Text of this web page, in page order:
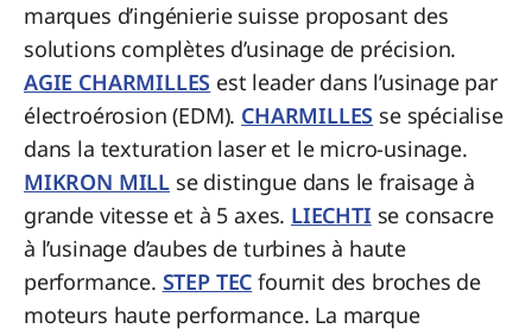
marques d’ingénierie suisse proposant des
solutions complètes d’usinage de précision.
AGIE CHARMILLES est leader dans l’usinage par
électroérosion (EDM). CHARMILLES se spécialise
dans la texturation laser et le micro-usinage.
MIKRON MILL se distingue dans le fraisage à
grande vitesse et à 5 axes. LIECHTI se consacre
à l’usinage d’aubes de turbines à haute
performance. STEP TEC fournit des broches de
moteurs haute performance. La marque